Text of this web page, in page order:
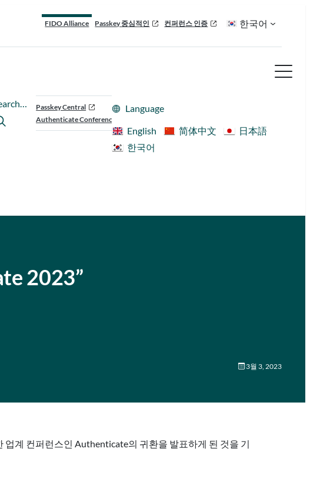
FIDO Alliance Passkey 중심적인 컨퍼런스 인증 한국어
Passkey Central
Authenticate Conference
Language
English
简体中文
日本語
한국어
2023”
3월 3, 2023
계 컨퍼런스인 Authenticate의 귀환을 발표하게 된 것을 기